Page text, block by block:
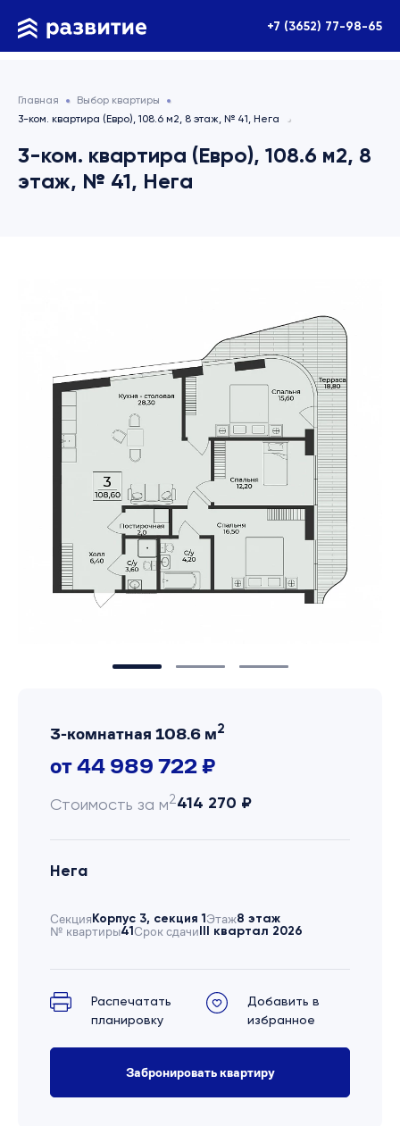
+7 (3652) 77-98-65
Главная
Выбор квартиры
3-ком. квартира (Евро), 108.6 м2, 8 этаж, № 41, Нега
3-ком. квартира (Евро), 108.6 м2, 8
этаж, № 41, Нега
3-комнатная 108.6 м2
от 44 989 722 ₽
Стоимость за м2414 270 ₽
Нега
СекцияКорпус 3, секция 1Этаж8 этаж
№ квартиры41Срок сдачиIII квартал 2026
Распечатать
планировку
Добавить в
избранное
Забронировать квартиру